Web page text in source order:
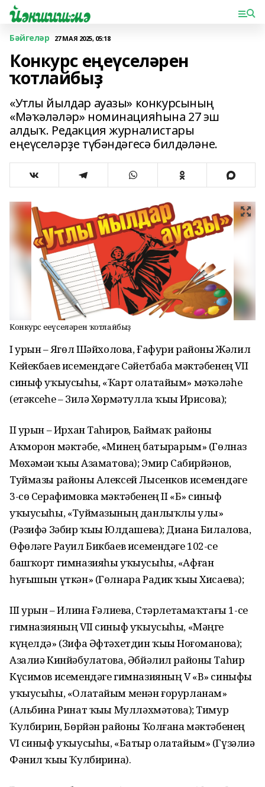
Бәйгеләр 27 МАЯ 2025, 05:18
Конкурс еңеүселәрен
ҡотлайбыҙ
«Утлы йылдар ауазы» конкурсының
«Мәҡәләләр» номинацияһына 27 эш
алдыҡ. Редакция журналистары
еңеүселәрҙе түбәндәгесә билдәләне.
Конкурс еңеүселәрен ҡотлайбыҙ
I урын – Яҙгөл Шәйхолова, Ғафури районы Жәлил
Кейекбаев исемендәге Сәйетбаба мәктәбенең VII
синыф уҡыусыһы, «Ҡарт олатайым» мәҡәләһе
(етәксеһе – Зилә Хөрмәтулла ҡыҙы Иҙрисова);
II урын – Ирхан Таһиров, Баймаҡ районы
Аҡморон мәктәбе, «Минең батырҙарым» (Гөлназ
Мөхәмәҙи ҡыҙы Азаматова); Эмир Сабирйәнов,
Туймазы районы Алексей Лысенков исемендәге
3-сө Серафимовка мәктәбенең II «Б» синыф
уҡыусыһы, «Туймазының данлыҡлы улы»
(Рәзифә Зәбир ҡыҙы Юлдашева); Диана Билалова,
Өфөләге Рауил Бикбаев исемендәге 102-се
башҡорт гимназияһы уҡыусыһы, «Афған
һуғышын үткән» (Гөлнара Радик ҡыҙы Хисаева);
III урын – Илина Ғәлиева, Стәрлетамаҡтағы 1-се
гимназияның VII синыф уҡыусыһы, «Мәңге
күңелдә» (Зифа Әфтәхетдин ҡыҙы Ноғоманова);
Азалиә Кинйәбулатова, Әбйәлил районы Таһир
Күсимов исемендәге гимназияның V «В» синыфы
уҡыусыһы, «Олатайым менән ғорурланам»
(Альбина Ринат ҡыҙы Мулләхмәтова); Тимур
Ҡулбирҙин, Бөрйән районы Ҡолғана мәктәбенең
VI синыф уҡыусыһы, «Батыр олатайым» (Гүзәлиә
Фәнил ҡыҙы Ҡулбирҙина).